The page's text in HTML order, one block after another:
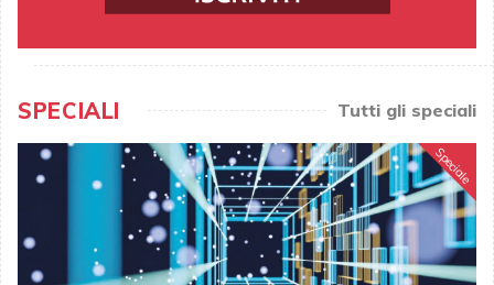
SPECIALI Tutti gli speciali
Speciale